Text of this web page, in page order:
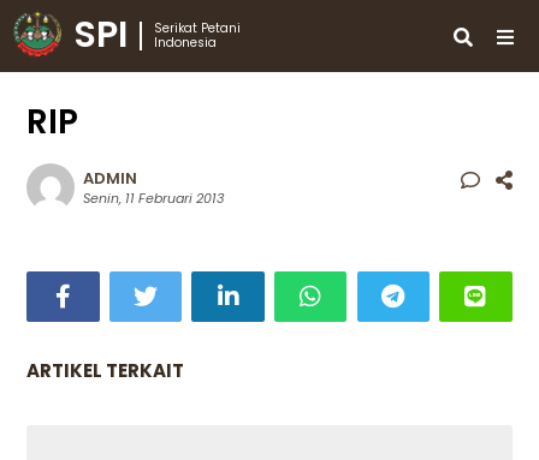
SPI
Serikat Petani
Indonesia
RIP
ADMIN
Senin, 11 Februari 2013
ARTIKEL TERKAIT